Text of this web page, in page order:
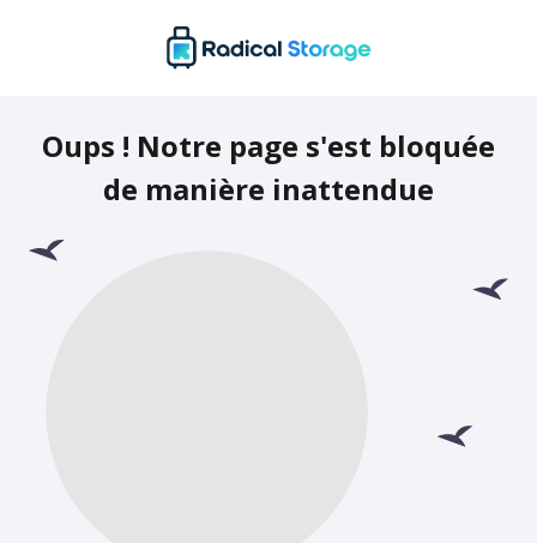
Oups ! Notre page s'est bloquée
de manière inattendue